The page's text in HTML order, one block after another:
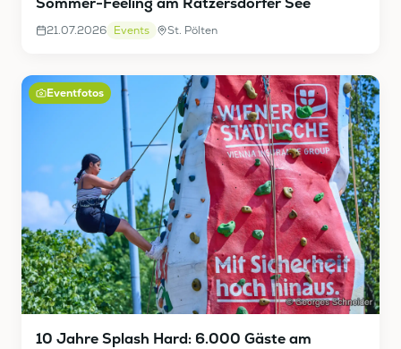
21.07.2026 Events St. Pölten
Eventfotos
10 Jahre Splash Hard: 6.000 Gäste am